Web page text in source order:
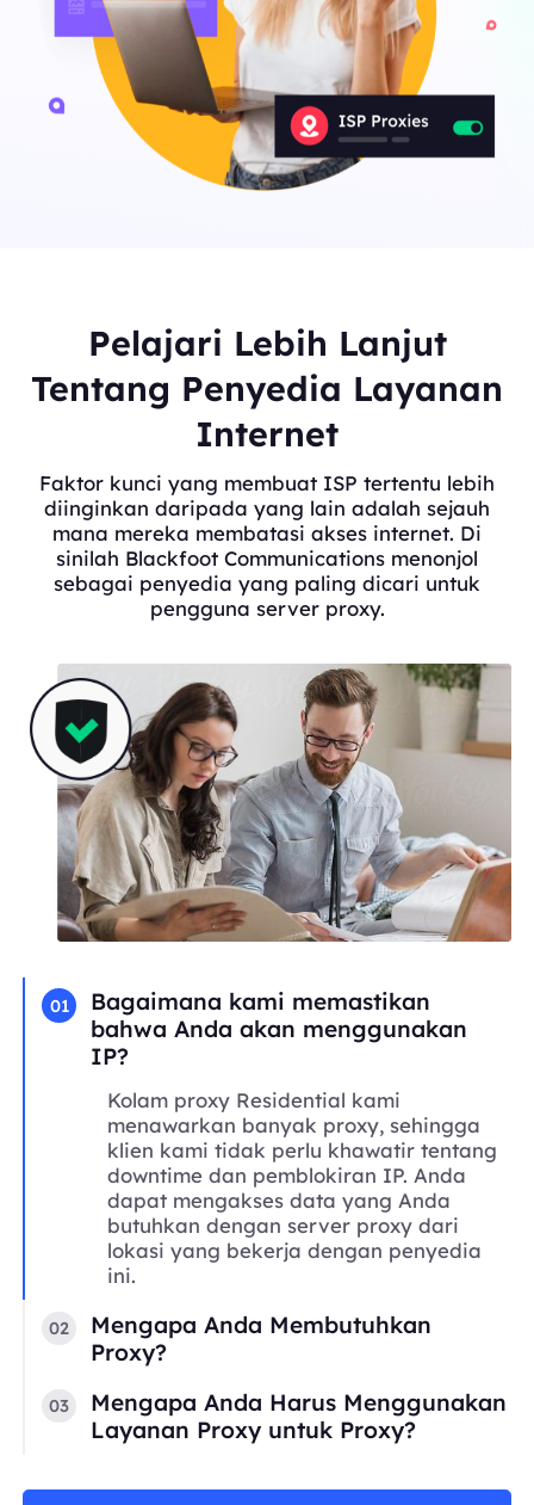
Pelajari Lebih Lanjut
Tentang Penyedia Layanan
Internet
Faktor kunci yang membuat ISP tertentu lebih
diinginkan daripada yang lain adalah sejauh
mana mereka membatasi akses internet. Di
sinilah Blackfoot Communications menonjol
sebagai penyedia yang paling dicari untuk
pengguna server proxy.
01
Bagaimana kami memastikan
bahwa Anda akan menggunakan
IP?
Kolam proxy Residential kami
menawarkan banyak proxy, sehingga
klien kami tidak perlu khawatir tentang
downtime dan pemblokiran IP. Anda
dapat mengakses data yang Anda
butuhkan dengan server proxy dari
lokasi yang bekerja dengan penyedia
ini.
02
Mengapa Anda Membutuhkan
Proxy?
03
Mengapa Anda Harus Menggunakan
Layanan Proxy untuk Proxy?